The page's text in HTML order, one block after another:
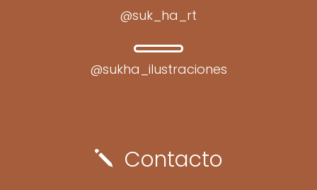
@suk_ha_rt
@sukha_ilustraciones
j Contacto